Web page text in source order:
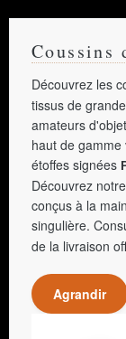
Coussins
Découvrez les
tissus de
amateurs
haut de
étoffes signées
Découvrez
conçus à la
singulière.
de la livraison
Agrandir